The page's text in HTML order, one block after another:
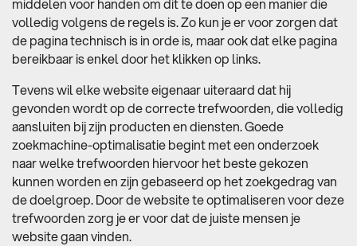
volledig volgens de regels is. Zo kun je er voor zorgen dat
de pagina technisch is in orde is, maar ook dat elke pagina
bereikbaar is enkel door het klikken op links.
Tevens wil elke website eigenaar uiteraard dat hij
gevonden wordt op de correcte trefwoorden, die volledig
aansluiten bij zijn producten en diensten. Goede
zoekmachine-optimalisatie begint met een onderzoek
naar welke trefwoorden hiervoor het beste gekozen
kunnen worden en zijn gebaseerd op het zoekgedrag van
de doelgroep. Door de website te optimaliseren voor deze
trefwoorden zorg je er voor dat de juiste mensen je
website gaan vinden.